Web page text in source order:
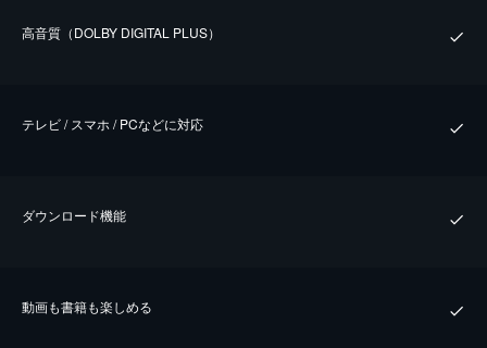
⾼⾳質（DOLBY DIGITAL PLUS）
テレビ / スマホ / PCなどに対応
ダウンロード機能
動画も書籍も楽しめる